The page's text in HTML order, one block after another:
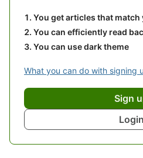
You get articles that match
You can efficiently read
You can use dark theme
What you can do with signing
Sign
Login